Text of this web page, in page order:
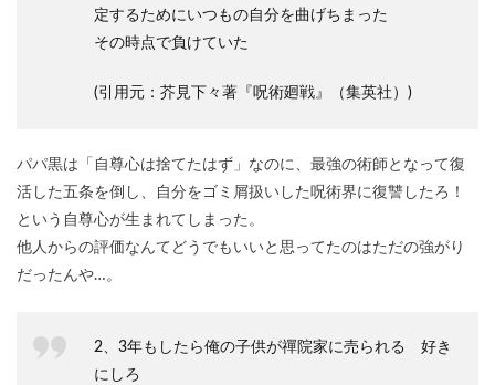
定するためにいつもの自分を曲げちまった
その時点で負けていた
(引用元：芥見下々著『呪術廻戦』（集英社）)
パパ黒は「自尊心は捨てたはず」なのに、最強の術師となって復
活した五条を倒し、自分をゴミ屑扱いした呪術界に復讐したろ！
という自尊心が生まれてしまった。
他人からの評価なんてどうでもいいと思ってたのはただの強がり
だったんや…。
2、3年もしたら俺の子供が禪院家に売られる 好き
にしろ